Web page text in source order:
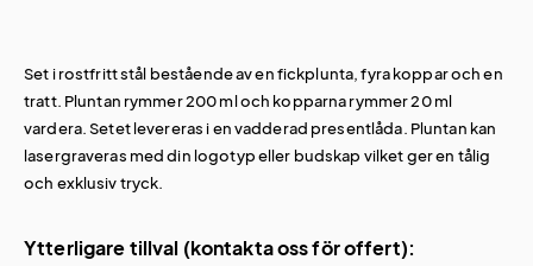
Set i rostfritt stål bestående av en fickplunta, fyra koppar och en
tratt. Pluntan rymmer 200 ml och kopparna rymmer 20 ml
vardera. Setet levereras i en vadderad presentlåda. Pluntan kan
lasergraveras med din logotyp eller budskap vilket ger en tålig
och exklusiv tryck.
Ytterligare tillval (kontakta oss för offert):